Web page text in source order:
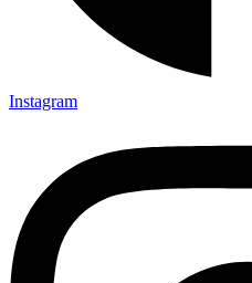
Instagram